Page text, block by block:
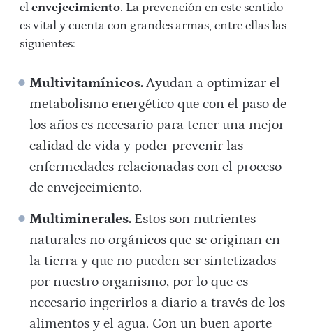
el envejecimiento. La prevención en este sentido
es vital y cuenta con grandes armas, entre ellas las
siguientes:
Multivitamínicos.Ayudan a optimizar el
metabolismo energético que con el paso de
los años es necesario para tener una mejor
calidad de vida y poder prevenir las
enfermedades relacionadas con el proceso
de envejecimiento.
Multiminerales. Estos son nutrientes
naturales no orgánicos que se originan en
la tierra y que no pueden ser sintetizados
por nuestro organismo, por lo que es
necesario ingerirlos a diario a través de los
alimentos y el agua. Con un buen aporte